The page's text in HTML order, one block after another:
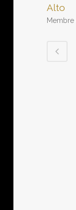
Alto
Membre